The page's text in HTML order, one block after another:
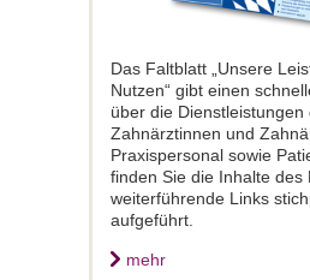
Das Faltblatt „Unsere
Nutzen“ gibt einen
über die Dienstleistungen
Zahnärztinnen und
Praxispersonal sowie
finden Sie die Inhalte des
weiterführende Links
aufgeführt.
mehr